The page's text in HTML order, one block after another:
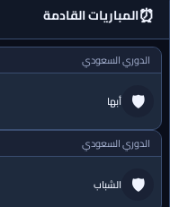
⏰المباريات القادمة
الدوري السعودي
🛡 أبها
الدوري السعودي
🛡 الشباب